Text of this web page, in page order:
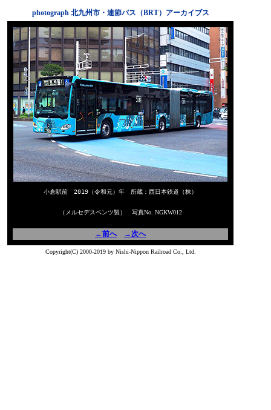
photograph 北九州市・連節バス（BRT）アーカイブス
小倉駅前 2019（令和元）年 所蔵：西日本鉄道（株）
（メルセデスベンツ製） 写真No. NGKW012
←前へ →次へ
Copyright(C) 2000-2019 by Nishi-Nippon Railroad Co., Ltd.